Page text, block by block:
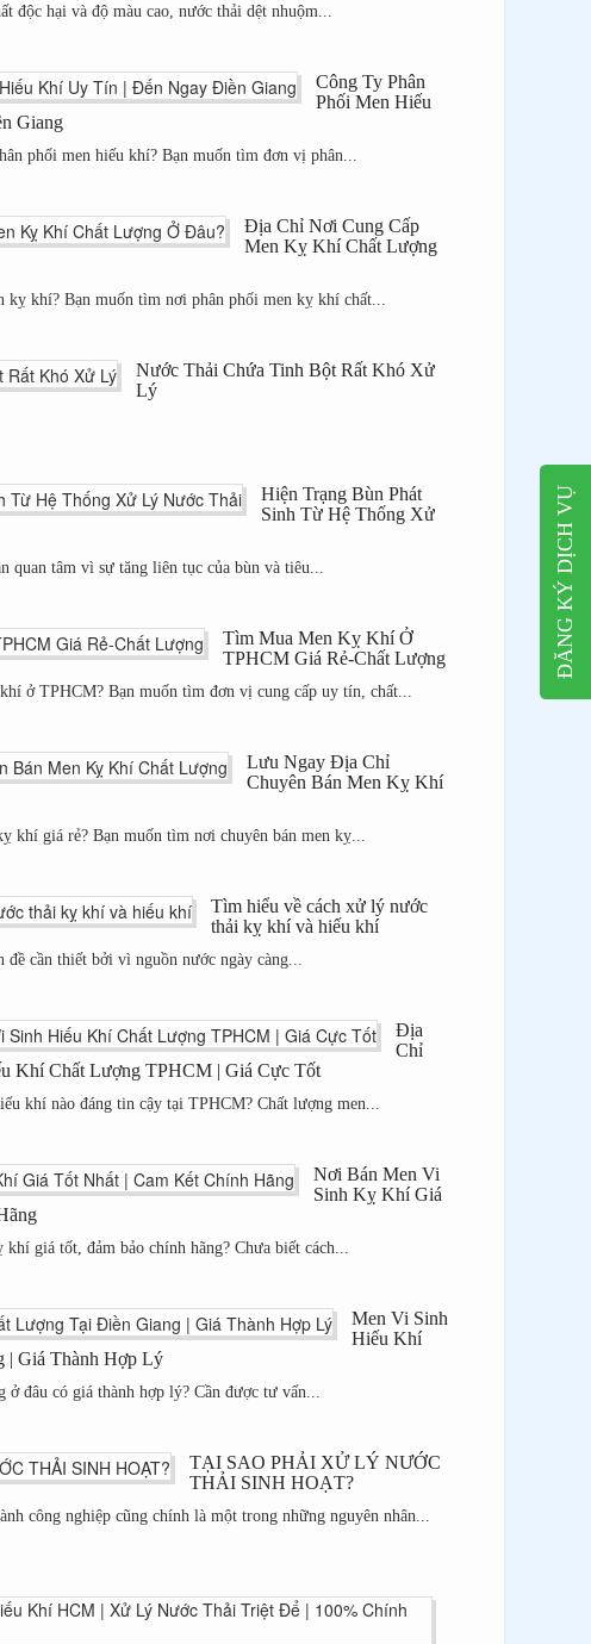
độc hại và độ màu cao, nước thải dệt nhuộm...
Công Ty Phân
Phối Men Hiếu
Giang
phối men hiếu khí? Bạn muốn tìm đơn vị phân...
Địa Chỉ Nơi Cung Cấp
Men Kỵ Khí Chất Lượng
kỵ khí? Bạn muốn tìm nơi phân phối men kỵ khí chất...
Nước Thải Chứa Tinh Bột Rất Khó Xử
Lý
Hiện Trạng Bùn Phát
Sinh Từ Hệ Thống Xử
quan tâm vì sự tăng liên tục của bùn và tiêu...
Tìm Mua Men Kỵ Khí Ở
TPHCM Giá Rẻ-Chất Lượng
ở TPHCM? Bạn muốn tìm đơn vị cung cấp uy tín, chất...
Lưu Ngay Địa Chỉ
Chuyên Bán Men Kỵ Khí
khí giá rẻ? Bạn muốn tìm nơi chuyên bán men kỵ...
Tìm hiểu về cách xử lý nước
thải kỵ khí và hiếu khí
cần thiết bởi vì nguồn nước ngày càng...
Địa
Chỉ
Khí Chất Lượng TPHCM | Giá Cực Tốt
khí nào đáng tin cậy tại TPHCM? Chất lượng men...
Nơi Bán Men Vi
Sinh Kỵ Khí Giá
giá tốt, đảm bảo chính hãng? Chưa biết cách...
Men Vi Sinh
Hiếu Khí
| Giá Thành Hợp Lý
đâu có giá thành hợp lý? Cần được tư vấn...
TẠI SAO PHẢI XỬ LÝ NƯỚC
THẢI SINH HOẠT?
công nghiệp cũng chính là một trong những nguyên nhân...
ĐĂNG KÝ DỊCH VỤ